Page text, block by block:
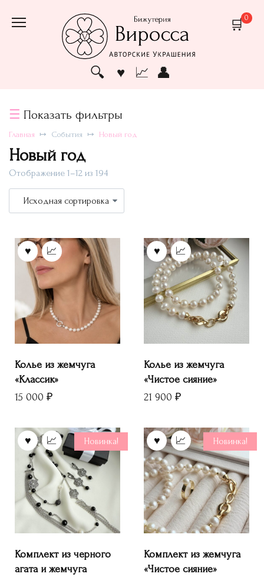
0
Главная События Новый год
Новый год
Отображение 1–12 из 194
Колье из жемчуга
«Классик»
15 000 ₽
Колье из жемчуга
«Чистое сияние»
21 900 ₽
Новинка!
Комплект из черного
агата и жемчуга
Новинка!
Комплект из жемчуга
«Чистое сияние»
Показать фильтры